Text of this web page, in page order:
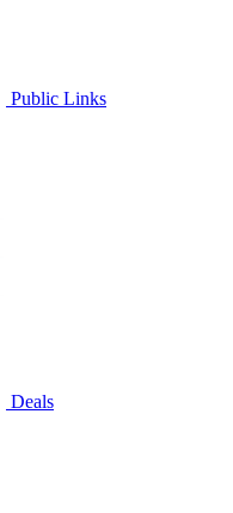
Public Links
Deals